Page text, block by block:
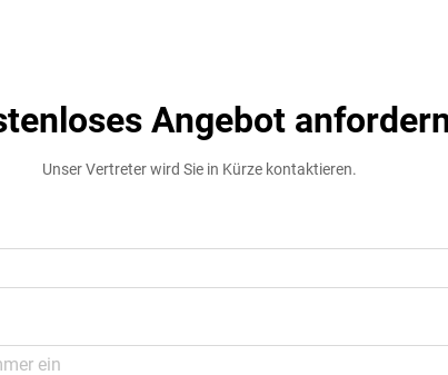
Angebot
Unser Vertreter wird Sie in Kürze kontaktieren.